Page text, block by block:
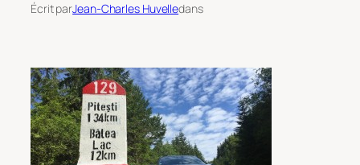
Écrit parJean-Charles Huvelledans